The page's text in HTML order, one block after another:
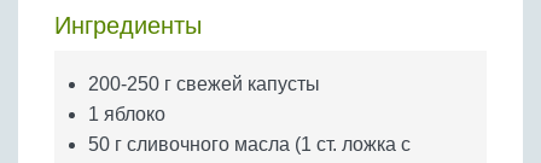
Крупы
Ингредиенты
200-250 г свежей капусты
1 яблоко
50 г сливочного масла (1 ст. ложка с